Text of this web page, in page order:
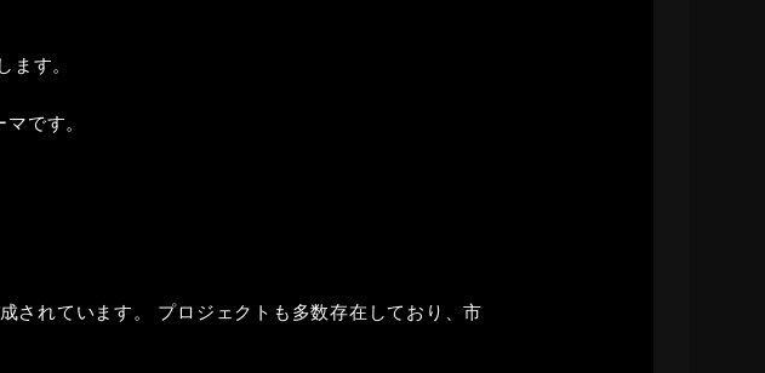
す。
です。
されています。 プロジェクトも多数存在しており、市